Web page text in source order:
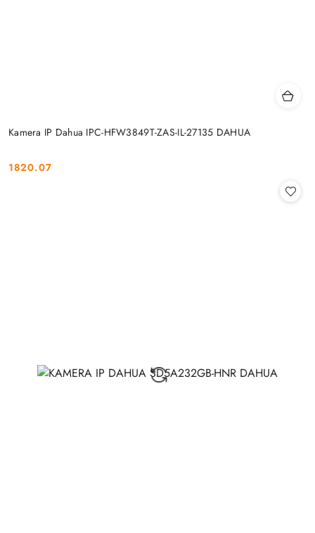
Kamera IP Dahua IPC-HFW3849T-ZAS-IL-27135 DAHUA
Cena:
1820.07